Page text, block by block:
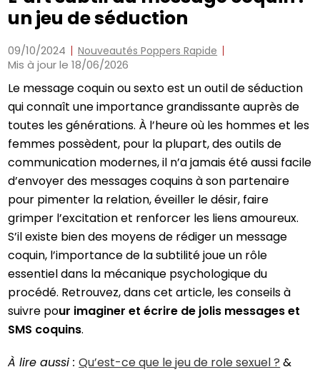
un jeu de séduction
09/10/2024 Nouveautés Poppers Rapide
Mis à jour le 18/06/2026
Le message coquin ou sexto est un outil de séduction
qui connaît une importance grandissante auprès de
toutes les générations. À l’heure où les hommes et les
femmes possèdent, pour la plupart, des outils de
communication modernes, il n’a jamais été aussi facile
d’envoyer des messages coquins à son partenaire
pour pimenter la relation, éveiller le désir, faire
grimper l’excitation et renforcer les liens amoureux.
S’il existe bien des moyens de rédiger un message
coquin, l’importance de la subtilité joue un rôle
essentiel dans la mécanique psychologique du
procédé. Retrouvez, dans cet article, les conseils à
suivre pour imaginer et écrire de jolis messages et
SMS coquins.
À lire aussi :Qu’est-ce que le jeu de role sexuel ? &